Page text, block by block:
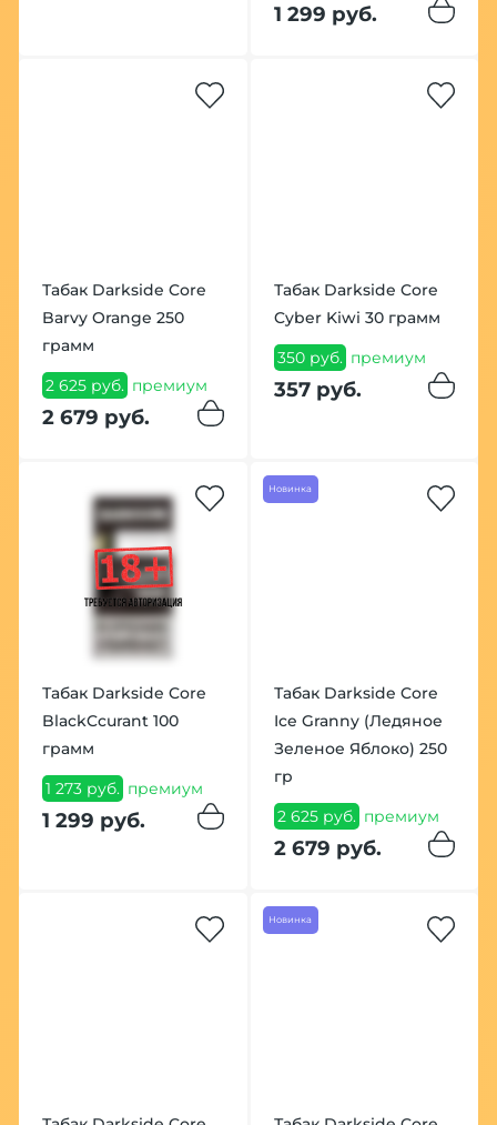
1 299 руб.
Табак Darkside Core
Barvy Orange 250
грамм
2 625 руб. премиум
2 679 руб.
Табак Darkside Core
Cyber Kiwi 30 грамм
350 руб. премиум
357 руб.
Табак Darkside Core
BlackCcurant 100
грамм
1 273 руб. премиум
1 299 руб.
Новинка
Табак Darkside Core
Ice Granny (Ледяное
Зеленое Яблоко) 250
гр
2 625 руб. премиум
2 679 руб.
Новинка